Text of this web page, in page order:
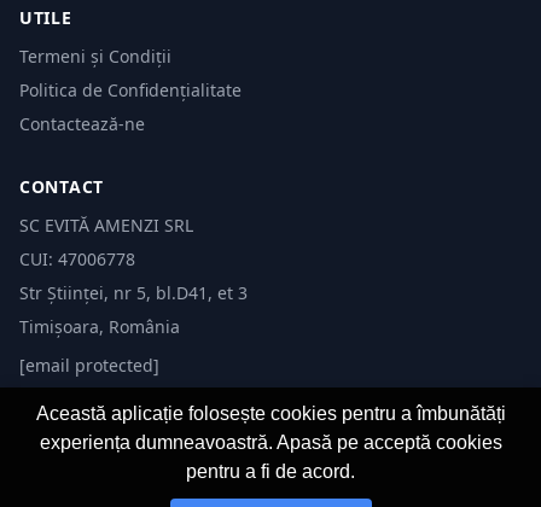
UTILE
Termeni și Condiții
Politica de Confidențialitate
Contactează-ne
CONTACT
SC EVITĂ AMENZI SRL
CUI: 47006778
Str Științei, nr 5, bl.D41, et 3
Timișoara, România
[email protected]
© 2026 Evită Amenzi. Toate drepturile rezervate.
Această aplicație folosește cookies pentru a îmbunătăți
experiența dumneavoastră. Apasă pe acceptă cookies
pentru a fi de acord.